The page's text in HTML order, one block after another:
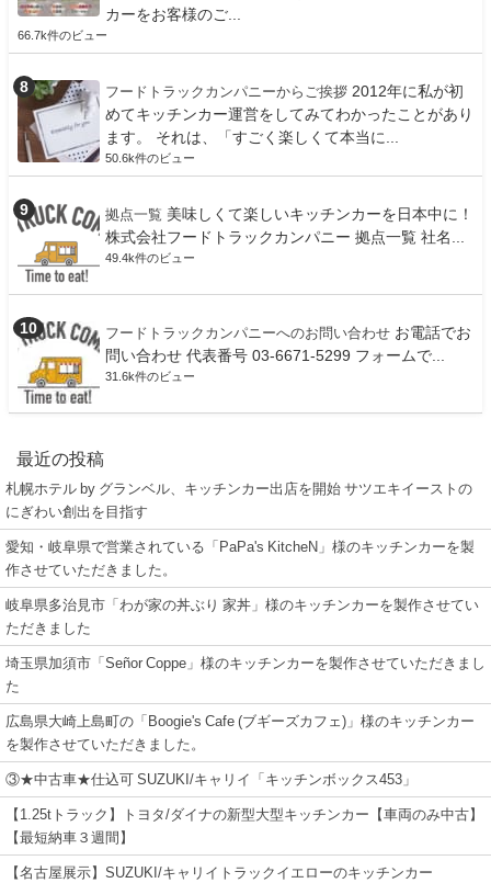
カーをお客様のご...
66.7k件のビュー
フードトラックカンパニーからご挨拶 2012年に私が初
めてキッチンカー運営をしてみてわかったことがあり
ます。 それは、「すごく楽しくて本当に...
50.6k件のビュー
拠点一覧 美味しくて楽しいキッチンカーを日本中に！
株式会社フードトラックカンパニー 拠点一覧 社名...
49.4k件のビュー
フードトラックカンパニーへのお問い合わせ お電話でお
問い合わせ 代表番号 03-6671-5299 フォームで...
31.6k件のビュー
最近の投稿
札幌ホテル by グランベル、キッチンカー出店を開始 サツエキイーストの
にぎわい創出を目指す
愛知・岐阜県で営業されている「PaPa's KitcheN」様のキッチンカーを製
作させていただきました。
岐阜県多治見市「わが家の丼ぶり 家丼」様のキッチンカーを製作させてい
ただきました
埼玉県加須市「Señor Coppe」様のキッチンカーを製作させていただきまし
た
広島県大崎上島町の「Boogie's Cafe (ブギーズカフェ)」様のキッチンカー
を製作させていただきました。
③★中古車★仕込可 SUZUKI/キャリイ「キッチンボックス453」
【1.25tトラック】トヨタ/ダイナの新型大型キッチンカー【車両のみ中古】
【最短納車３週間】
【名古屋展示】SUZUKI/キャリイトラックイエローのキッチンカー